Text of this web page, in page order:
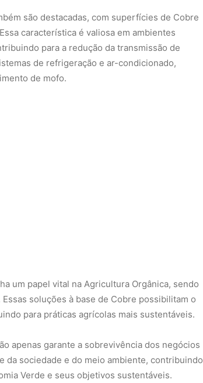
são destacadas, com superfícies de Cobre
característica é valiosa em ambientes
para a redução da transmissão de
de refrigeração e ar-condicionado,
de mofo.
um papel vital na Agricultura Orgânica, sendo
soluções à base de Cobre possibilitam o
para práticas agrícolas mais sustentáveis.
apenas garante a sobrevivência dos negócios
da sociedade e do meio ambiente, contribuindo
Verde e seus objetivos sustentáveis.